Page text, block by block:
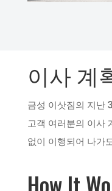
이사 계
금성 이삿짐의 지난
고객 여러분의 이사
없이 이행되어 나가
How It